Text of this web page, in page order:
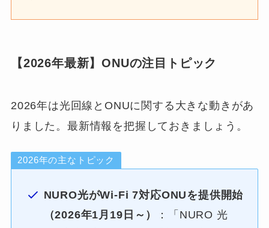
【2026年最新】ONUの注目トピック
2026年は光回線とONUに関する大きな動きがあ
りました。最新情報を把握しておきましょう。
2026年の主なトピック
NURO光がWi-Fi 7対応ONUを提供開始
（2026年1月19日～）
：「NURO 光